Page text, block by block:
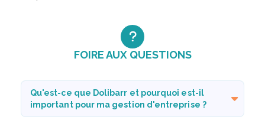
FOIRE AUX QUESTIONS
Qu'est-ce que Dolibarr et pourquoi est-il
important pour ma gestion d'entreprise ?